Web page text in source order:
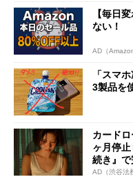
【毎日
ない！
AD（Amazon
「スマ
3製品を
カード
ヶ月停
続き』で
AD（渋谷法